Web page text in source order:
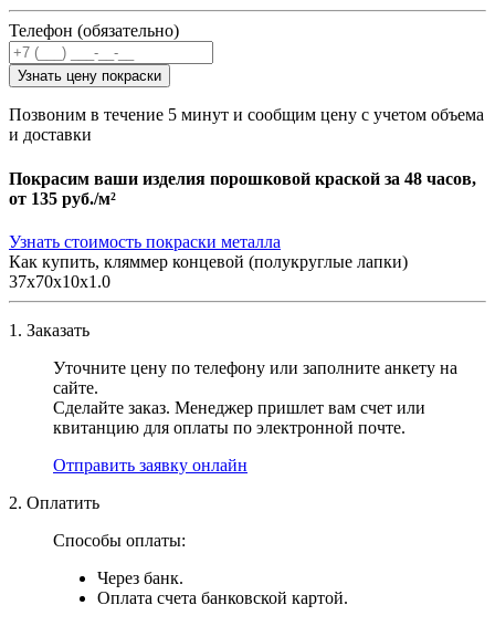
Телефон (обязательно)
Узнать цену покраски
Позвоним в течение 5 минут и сообщим цену с учетом объема
и доставки
Покрасим ваши изделия порошковой краской за 48 часов,
от 135 руб./м²
Узнать стоимость покраски металла
Как купить, кляммер концевой (полукруглые лапки)
37х70х10х1.0
1. Заказать
Уточните цену по телефону или заполните анкету на
сайте.
Сделайте заказ. Менеджер пришлет вам счет или
квитанцию для оплаты по электронной почте.
Отправить заявку онлайн
2. Оплатить
Способы оплаты:
Через банк.
Оплата счета банковской картой.